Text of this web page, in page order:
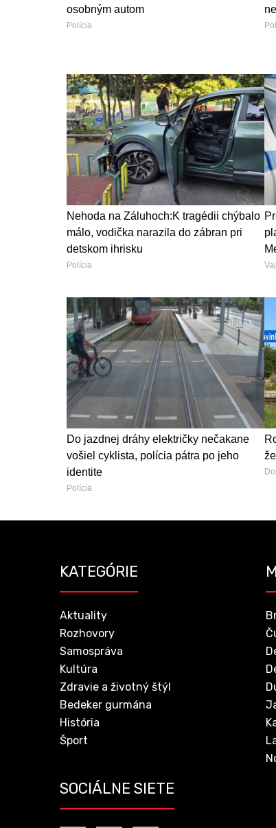
osobným autom
Polícia
Nehoda na Záluhoch:K tragédii chýbalo
málo, vodička narazila do zábran pri
detskom ihrisku
Polícia
Do jazdnej dráhy električky nečakane
vošiel cyklista, polícia pátra po jeho
identite
Polícia
KATEGÓRIE
Aktuality
Rozhovory
Samospráva
Kultúra
Zdravie a životný štýl
Bedeker gurmána
História
Šport
SOCIÁLNE SIETE